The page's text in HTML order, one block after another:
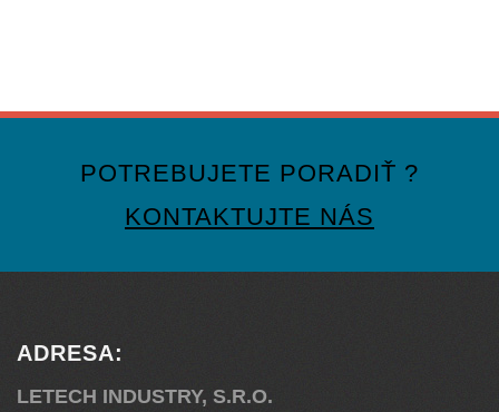
POTREBUJETE PORADIŤ ?
KONTAKTUJTE NÁS
ADRESA:
LETECH INDUSTRY, S.R.O.